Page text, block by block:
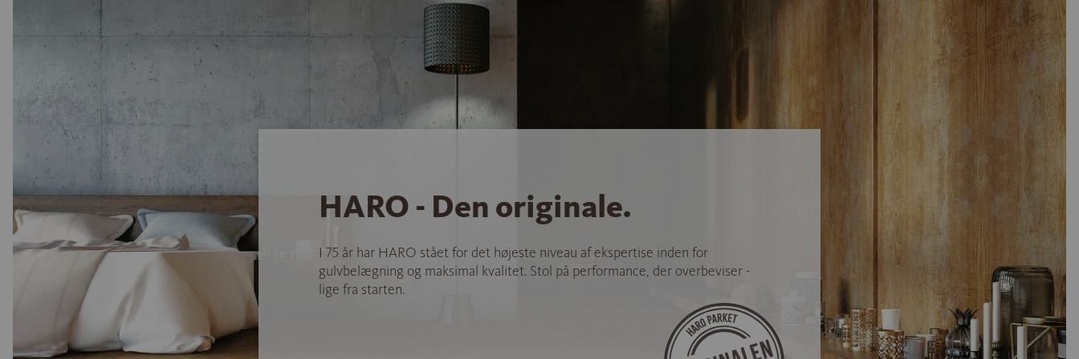
HARO - Den originale.
I 75 år har HARO stået for det højeste niveau af ekspertise inden for
gulvbelægning og maksimal kvalitet. Stol på performance, der overbeviser -
lige fra starten.